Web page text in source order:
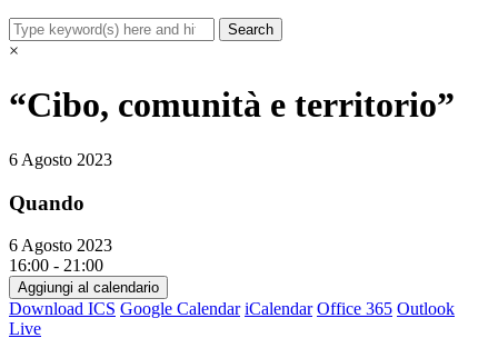
×
“Cibo, comunità e territorio”
6 Agosto 2023
Quando
6 Agosto 2023
16:00 - 21:00
Aggiungi al calendario
Download ICS Google Calendar iCalendar Office 365 Outlook
Live